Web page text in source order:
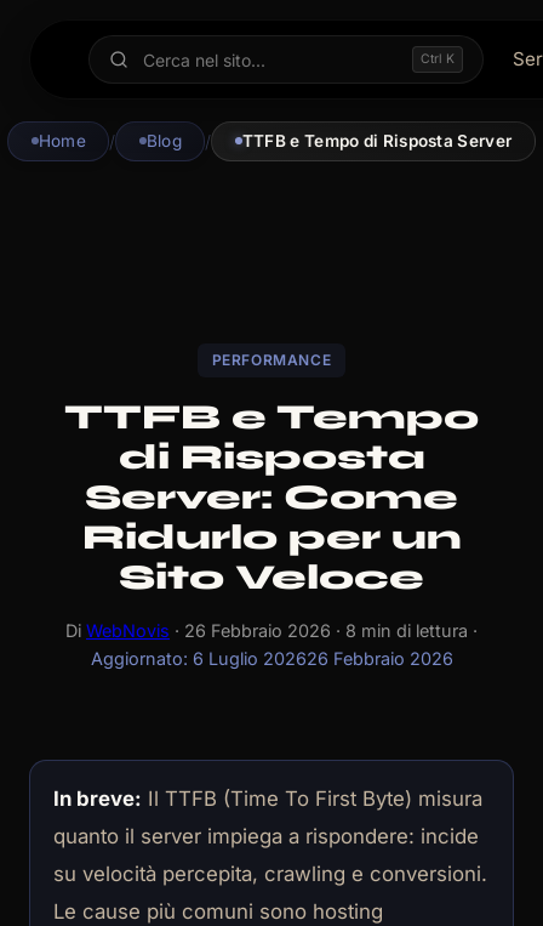
Ctrl K
Home / Blog / TTFB e Tempo di Risposta Server
PERFORMANCE
TTFB e Tempo
di Risposta
Server: Come
Ridurlo per un
Sito Veloce
Di WebNovis · 26 Febbraio 2026 · 8 min di lettura ·
Aggiornato: 6 Luglio 202626 Febbraio 2026
In breve: Il TTFB (Time To First Byte) misura
quanto il server impiega a rispondere: incide
su velocità percepita, crawling e conversioni.
Le cause più comuni sono hosting